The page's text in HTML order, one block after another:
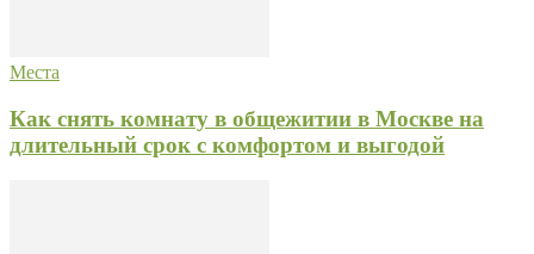
Места
Как снять комнату в общежитии в Москве на
длительный срок с комфортом и выгодой